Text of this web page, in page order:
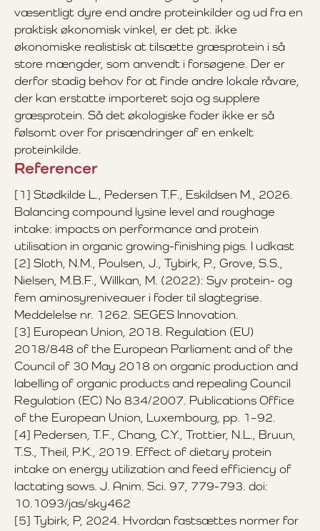
væsentligt dyre end andre proteinkilder og ud fra en
praktisk økonomisk vinkel, er det pt. ikke
økonomiske realistisk at tilsætte græsprotein i så
store mængder, som anvendt i forsøgene. Der er
derfor stadig behov for at finde andre lokale råvare,
der kan erstatte importeret soja og supplere
græsprotein. Så det økologiske foder ikke er så
følsomt over for prisændringer af en enkelt
proteinkilde.
Referencer
[1] Stødkilde L., Pedersen T.F., Eskildsen M., 2026.
Balancing compound lysine level and roughage
intake: impacts on performance and protein
utilisation in organic growing-finishing pigs. I udkast
[2] Sloth, N.M., Poulsen, J., Tybirk, P., Grove, S.S.,
Nielsen, M.B.F., Willkan, M. (2022): Syv protein- og
fem aminosyreniveauer i foder til slagtegrise.
Meddelelse nr. 1262. SEGES Innovation.
[3] European Union, 2018. Regulation (EU)
2018/848 of the European Parliament and of the
Council of 30 May 2018 on organic production and
labelling of organic products and repealing Council
Regulation (EC) No 834/2007. Publications Office
of the European Union, Luxembourg, pp. 1–92.
[4] Pedersen, T.F., Chang, C.Y., Trottier, N.L., Bruun,
T.S., Theil, P.K., 2019. Effect of dietary protein
intake on energy utilization and feed efficiency of
lactating sows. J. Anim. Sci. 97, 779-793. doi:
10.1093/jas/sky462
[5] Tybirk, P, 2024. Hvordan fastsættes normer for